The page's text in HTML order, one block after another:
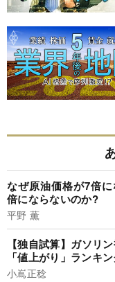
なぜ原油価格が7倍
倍にならないのか?
平野 薫
【独自試算】ガソリ
「値上がり」ランキ
小嶌正稔